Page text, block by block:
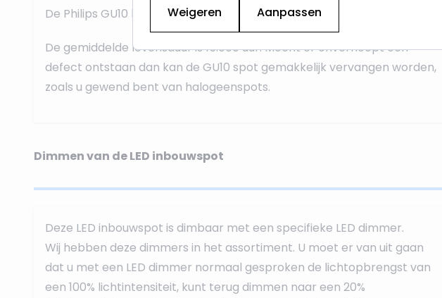
De Philips GU10 lichtbron isvervangbaar
De gemiddelde levensduur is 15.000 uur. Mocht er onverhoopt een
defect ontstaan dan kan de GU10 spot gemakkelijk vervangen worden,
zoals u gewend bent van halogeenspots.
Dimmen van de LED inbouwspot
Deze LED inbouwspot is dimbaar met een specifieke LED dimmer.
Wij hebben deze dimmers in het assortiment. U moet er van uit gaan
dat u met een LED dimmer normaal gesproken de lichtopbrengst van
een 100% lichtintensiteit, kunt terug dimmen naar een 20%
Weigeren Aanpassen